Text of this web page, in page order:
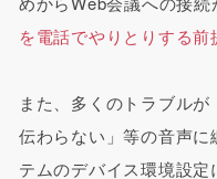
を電話でやりとりする前
また、多くのトラブル
伝わらない」等の音声
テムのデバイス環境設